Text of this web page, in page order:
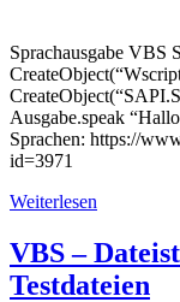
Sprachausgabe VBS
Ausgabe.speak
Sprachen: https://
id=3971
Weiterlesen
VBS –
Testdateien